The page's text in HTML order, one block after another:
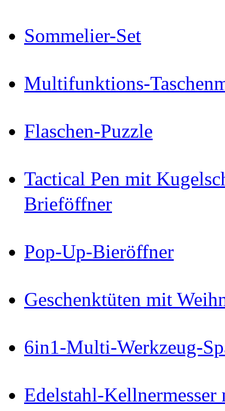
Sommelier-Set
Multifunktions-
Flaschen-Puzzle
Tactical Pen mit
Brieföffner
Pop-Up-Bieröffner
Geschenktüten mit
6in1-Multi-Werkzeug-
Edelstahl-